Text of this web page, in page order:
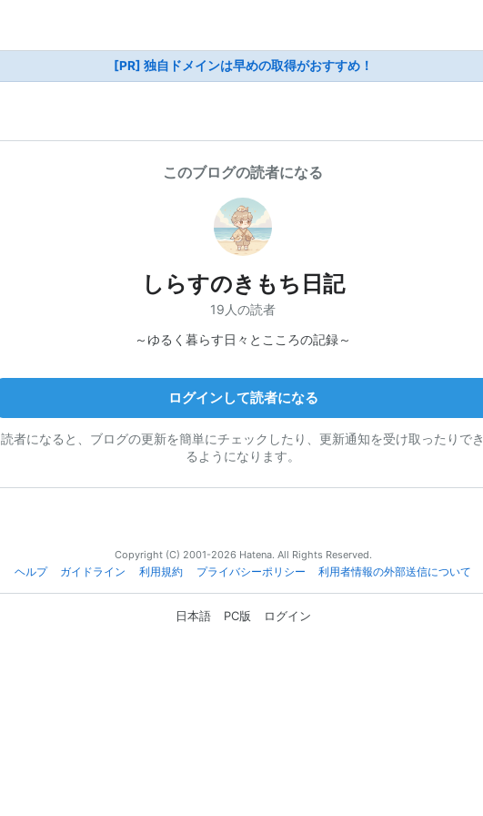
[PR] 独自ドメインは早めの取得がおすすめ！
このブログの読者になる
しらすのきもち日記
19人の読者
～ゆるく暮らす日々とこころの記録～
ログインして読者になる
読者になると、ブログの更新を簡単にチェックしたり、更新通知を受け取ったりでき
るようになります。
Copyright (C) 2001-2026 Hatena. All Rights Reserved.
ヘルプ
ガイドライン 利用規約 プライバシーポリシー 利用者情報の外部送信について
日本語 PC版 ログイン